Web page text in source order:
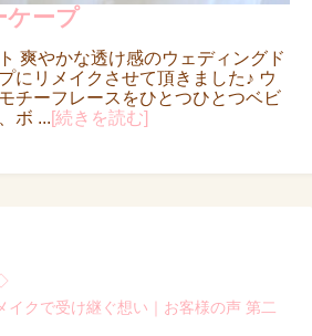
ケープ
爽やかな透け感のウェディングド
にリメイクさせて頂きました♪ ウ
チーフレースをひとつひとつベビ
ボ ...[続きを読む]
イクで受け継ぐ想い｜お客様の声 第二